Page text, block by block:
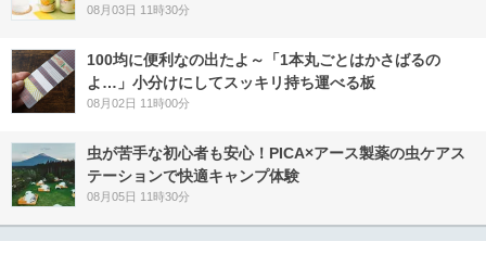
08月03日 11時30分
100均に便利なの出たよ～「1本丸ごとはかさばるの
よ…」小分けにしてスッキリ持ち運べる板
08月02日 11時00分
虫が苦手な初心者も安心！PICA×アース製薬の虫ケアス
テーションで快適キャンプ体験
08月05日 11時30分